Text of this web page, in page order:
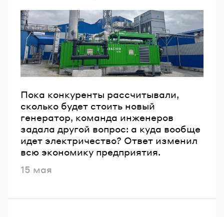
Пока конкуренты рассчитывали,
сколько будет стоить новый
генератор, команда инженеров
задала другой вопрос: а куда вообще
идет электричество? Ответ изменил
всю экономику предприятия.
Опубликовано
15 мая